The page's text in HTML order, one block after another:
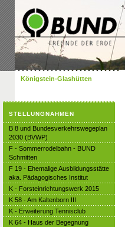
Königstein-Glashütten
STELLUNGNAHMEN
B 8 und Bundesverkehrswegeplan
2030 (BVWP)
F - Sommerrodelbahn - BUND
Schmitten
F 19 - Ehemalige Ausbildungsstätte
aka. Pädagogisches Institut
K - Forsteinrichtungswerk 2015
K 58 - Am Kaltenborn III
K - Erweiterung Tennisclub
K 64 - Haus der Begegnung